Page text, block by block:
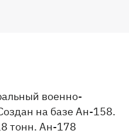
военно-
на базе Ан-158.
тонн. Ан-178